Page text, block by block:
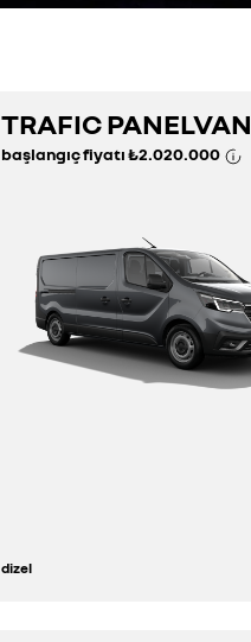
TRAFIC PANELVAN
başlangıç fiyatı₺2.020.000
dizel